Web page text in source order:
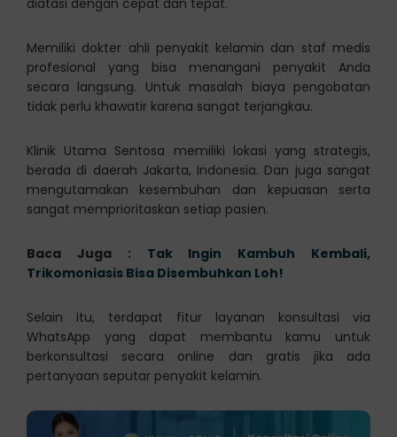
Memiliki dokter ahli penyakit kelamin dan staf medis
profesional yang bisa menangani penyakit Anda
secara langsung. Untuk masalah biaya pengobatan
tidak perlu khawatir karena sangat terjangkau.
Klinik Utama Sentosa memiliki lokasi yang strategis,
berada di daerah Jakarta, Indonesia. Dan juga sangat
mengutamakan kesembuhan dan kepuasan serta
sangat memprioritaskan setiap pasien.
Baca Juga : Tak Ingin Kambuh Kembali,
Trikomoniasis Bisa Disembuhkan Loh!
Selain itu, terdapat fitur layanan konsultasi via
WhatsApp yang dapat membantu kamu untuk
berkonsultasi secara online dan gratis jika ada
pertanyaan seputar penyakit kelamin.